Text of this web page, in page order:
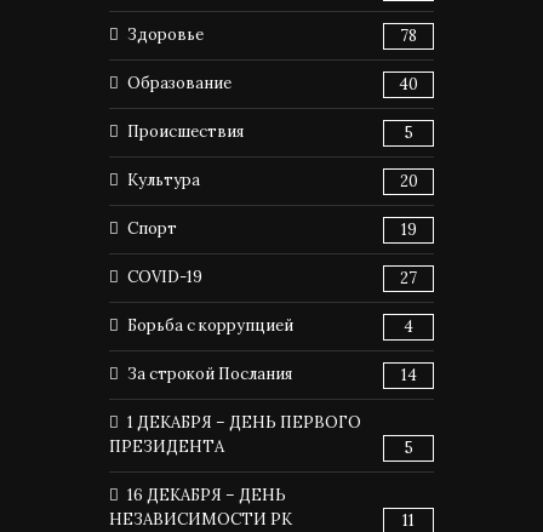
Здоровье 78
Образование 40
Происшествия 5
Культура 20
Спорт 19
COVID-19 27
Борьба с коррупцией 4
За строкой Послания 14
1 ДЕКАБРЯ – ДЕНЬ ПЕРВОГО
ПРЕЗИДЕНТА
5
16 ДЕКАБРЯ – ДЕНЬ
НЕЗАВИСИМОСТИ РК
11